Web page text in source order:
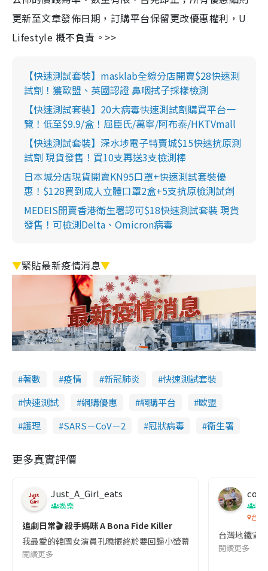
更新至文章發佈日期，訂購平台保留更改優惠權利，U
Lifestyle 概不負責。>>
【快速測試套裝】masklab全線分店開賣$28快速測
試劑！獲歐盟、英國認證 鼻咽拭子採樣檢測
【快速測試套裝】20大病毒快速測試劑購買平台一
覽！低至$9.9/盒！屈臣氏/萬寧/阿布泰/HKTVmall
【快速測試套裝】深水埗電子特賣城$15快速抗原測
試劑 現貨發售！買10支再送3支檢測棒
日本城分店現貨開賣KN95口罩+快速測試套裝優
惠！$128買到成人立體口罩2盒+5支抗原檢測試劑
MEDEIS開賣香港衛生署認可$18快速測試套裝 現貨
發售！可檢測Delta、Omicron病毒
▼緊貼最新疫情消息▼
著數 疫情 新冠肺炎
快速測試套裝
快速測試
網購優惠 網購平台
歐盟
護理
SARS－CoV－2 冠狀病毒 衞生署
更多真實評價
Just_A_Girl_eats
娛樂
追劇日常🎬 殺手媽咪 A Bona Fide Killer
我最愛的韓國女演員孔曉振終於要回歸小螢幕啦!這次的劇本改編
閱讀更多
co
吹
台灣
台灣地鐵宣
閱讀更多